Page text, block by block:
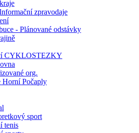
zpravodaje
- Plánované odstávky
CYKLOSTEZKY
org.
Horní Počaply
sport
tenis